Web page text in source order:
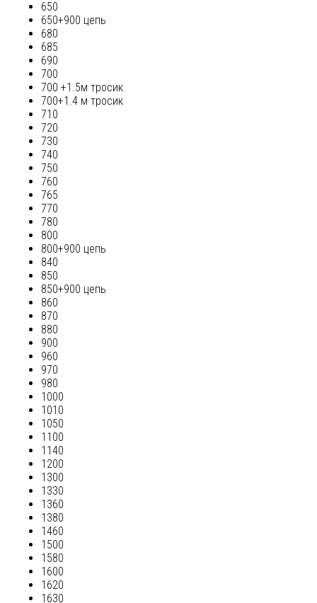
650
650+900 цепь
680
685
690
700
700 +1.5м тросик
700+1.4 м тросик
710
720
730
740
750
760
765
770
780
800
800+900 цепь
840
850
850+900 цепь
860
870
880
900
960
970
980
1000
1010
1050
1100
1140
1200
1300
1330
1360
1380
1460
1500
1580
1600
1620
1630